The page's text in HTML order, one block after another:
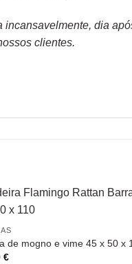
dia
clientes.
de mogno e vime 45 x 50 x
€